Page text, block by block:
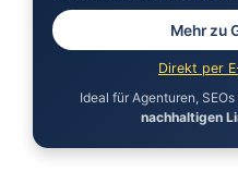
Mehr zu
Direkt per
Ideal für Agenturen,
nachhaltigen